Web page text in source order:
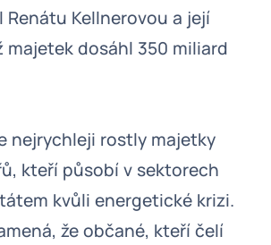
Kellnerovou a její
majetek dosáhl 350 miliard
nejrychleji rostly majetky
kteří působí v sektorech
kvůli energetické krizi.
že občané, kteří čelí